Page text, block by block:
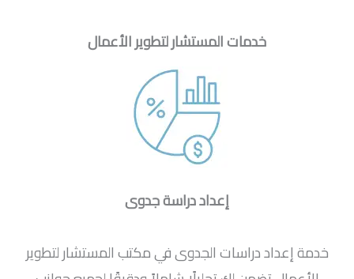
خدمات المستشار لتطوير الأعمال
إعداد دراسة جدوى
خدمة إعداد دراسات الجدوى في مكتب المستشار لتطوير